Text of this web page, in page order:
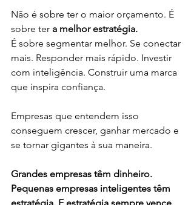
Não é sobre ter o maior orçamento. É
sobre ter a melhor estratégia.
É sobre segmentar melhor. Se conectar
mais. Responder mais rápido. Investir
com inteligência. Construir uma marca
que inspira confiança.
Empresas que entendem isso
conseguem crescer, ganhar mercado e
se tornar gigantes à sua maneira.
Grandes empresas têm dinheiro.
Pequenas empresas inteligentes têm